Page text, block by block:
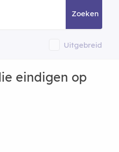
Zoeken
Uitgebreid
eindigen op